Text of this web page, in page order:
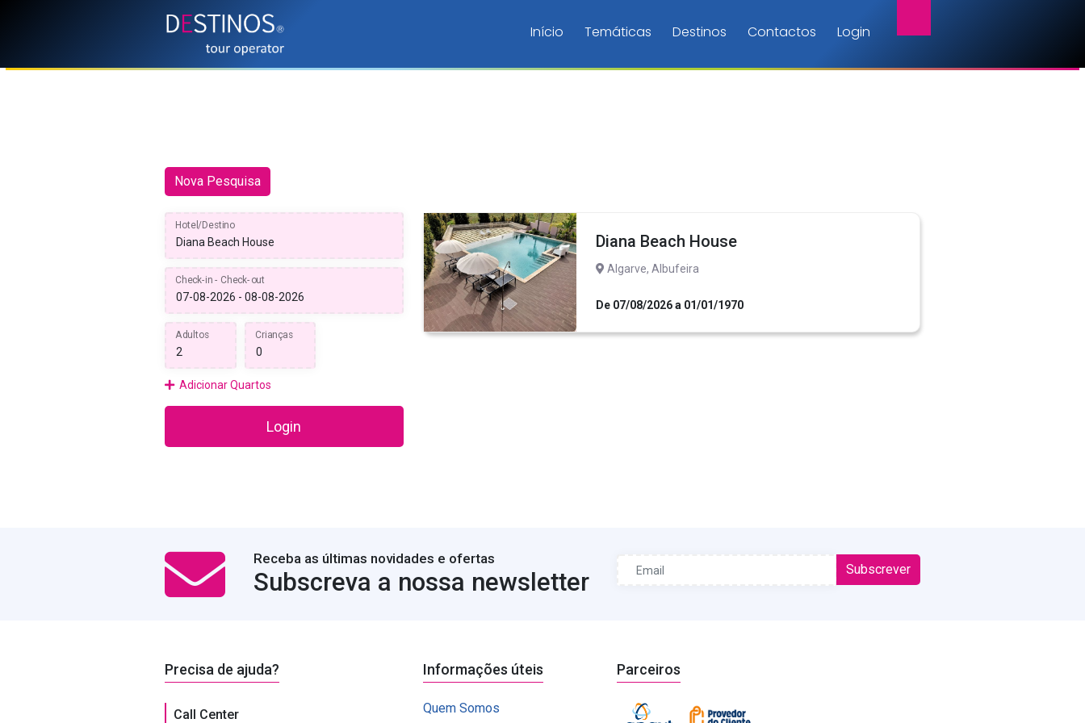
Início Temáticas Destinos Contactos Login
Nova Pesquisa
Hotel/Destino
Check-in - Check-out
Adultos Crianças
Adicionar Quartos
Login
Diana Beach House
Algarve, Albufeira
De 07/08/2026 a 01/01/1970
Receba as últimas novidades e ofertas
Subscreva a nossa newsletter Subscrever
Precisa de ajuda?
Call Center
Informações úteis
Quem Somos
Parceiros